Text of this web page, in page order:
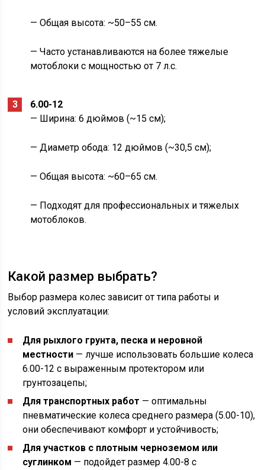
— Общая высота: ~50–55 см.
— Часто устанавливаются на более тяжелые
мотоблоки с мощностью от 7 л.с.
6.00-12
— Ширина: 6 дюймов (~15 см);
— Диаметр обода: 12 дюймов (~30,5 см);
— Общая высота: ~60–65 см.
— Подходят для профессиональных и тяжелых
мотоблоков.
Какой размер выбрать?
Выбор размера колес зависит от типа работы и
условий эксплуатации:
Для рыхлого грунта, песка и неровной
местности — лучше использовать большие колеса
6.00-12 с выраженным протектором или
грунтозацепы;
Для транспортных работ — оптимальны
пневматические колеса среднего размера (5.00-10),
они обеспечивают комфорт и устойчивость;
Для участков с плотным черноземом или
суглинком — подойдет размер 4.00-8 с